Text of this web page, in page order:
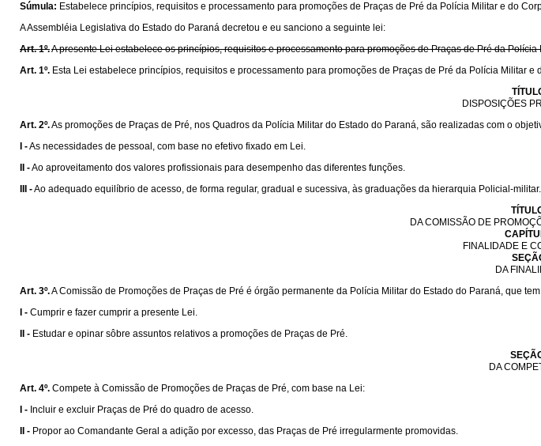
Súmula: Estabelece princípios, requisitos e processamento para promoções de Praças de Pré da Polícia Militar e do
A Assembléia Legislativa do Estado do Paraná decretou e eu sanciono a seguinte lei:
Art. 1º.A presente Lei estabelece os princípios, requisitos e processamento para promoções de Praças de Pré da
Art. 1º. Esta Lei estabelece princípios, requisitos e processamento para promoções de Praças de Pré da Polícia Militar
DISPOSIÇÕES
Art. 2º.As promoções de Praças de Pré, nos Quadros da Polícia Militar do Estado do Paraná, são realizadas com o
I -As necessidades de pessoal, com base no efetivo fixado em Lei.
II -Ao aproveitamento dos valores profissionais para desempenho das diferentes funções.
III -Ao adequado equilíbrio de acesso, de forma regular, gradual e sucessiva, às graduações da hierarquia Policial-militar.
TÍTULO
DA COMISSÃO DE
FINALIDADE E
DA
Art. 3º.A Comissão de Promoções de Praças de Pré é órgão permanente da Polícia Militar do Estado do Paraná, que
I - Cumprir e fazer cumprir a presente Lei.
II - Estudar e opinar sôbre assuntos relativos a promoções de Praças de Pré.
SEÇÃO
DA
Art. 4º. Compete à Comissão de Promoções de Praças de Pré, com base na Lei:
I - Incluir e excluir Praças de Pré do quadro de acesso.
II - Propor ao Comandante Geral a adição por excesso, das Praças de Pré irregularmente promovidas.